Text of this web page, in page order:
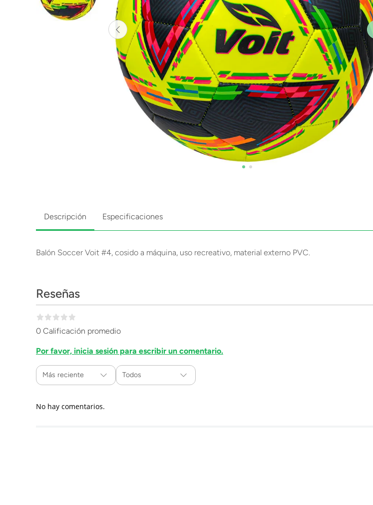
Construcción
Descripción Especificaciones
Balón Soccer Voit #4, cosido a máquina, uso recreativo, material externo PVC.
Reseñas
0 Calificación promedio
Por favor, inicia sesión para escribir un comentario.
Más reciente Todos
No hay comentarios.